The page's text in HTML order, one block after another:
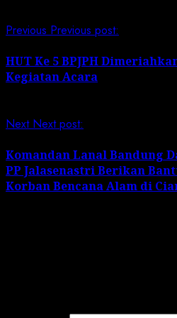
Previous Previous post:
HUT Ke 5 BPJPH
Kegiatan Acara
Next Next post:
Komandan Lanal Bandung
PP Jalasenastri Berikan
Korban Bencana Alam di